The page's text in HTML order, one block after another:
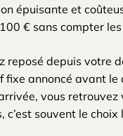
épuisante et
€ sans compter
reposé depuis votre
fixe annoncé avant
vous
c’est souvent le